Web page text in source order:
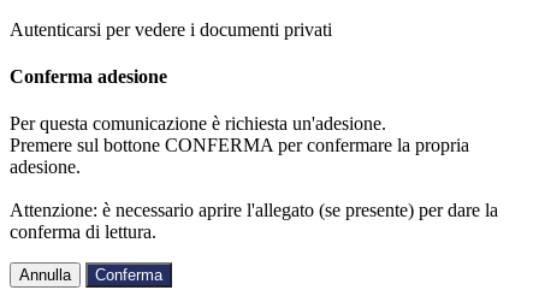
Autenticarsi per vedere i documenti privati
Conferma adesione
Per questa comunicazione è richiesta un'adesione.
Premere sul bottone CONFERMA per confermare la propria
adesione.
Attenzione: è necessario aprire l'allegato (se presente) per dare la
conferma di lettura.
Annulla Conferma